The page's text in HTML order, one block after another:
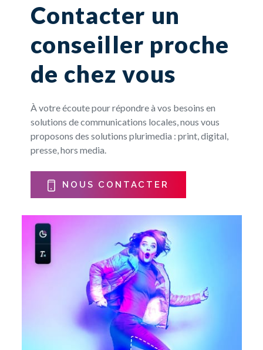
Contacter un
conseiller proche
de chez vous
À votre écoute pour répondre à vos besoins en
solutions de communications locales, nous vous
proposons des solutions plurimedia : print, digital,
presse, hors media.
NOUS CONTACTER